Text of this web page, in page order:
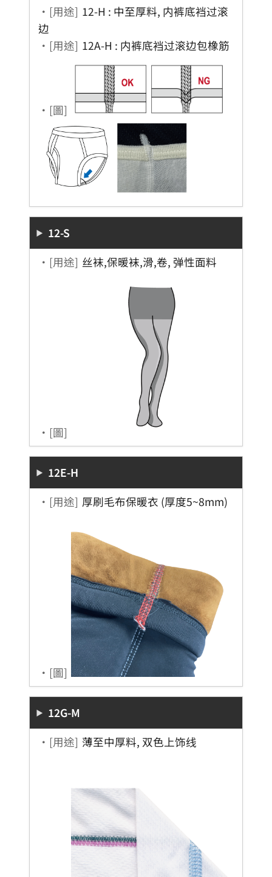
・[用途] 12-H : 中至厚料, 内裤底裆过滚
边
・[用途] 12A-H : 内裤底裆过滚边包橡筋
・[圖]
12-S
・[用途] 丝袜,保暖袜,滑,卷, 弹性面料
・[圖]
12E-H
・[用途] 厚刷毛布保暖衣 (厚度5~8mm)
・[圖]
12G-M
・[用途] 薄至中厚料, 双色上饰线